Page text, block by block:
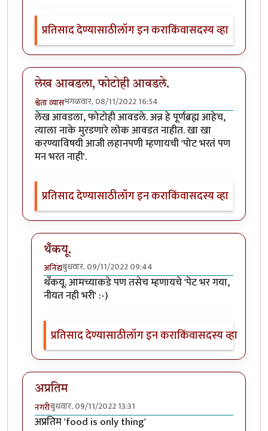
प्रतिसाद देण्यासाठीलॉग इन कराकिंवासदस्य व्हा
लेख आवडला, फोटोही आवडले.
श्वेता व्यासमंगळवार, 08/11/2022 16:54
लेख आवडला, फोटोही आवडले. अन्न हे पूर्णब्रह्म आहेच,
त्याला नाके मुरडणारे लोक आवडत नाहीत. खा खा
करण्याविषयी आजी लहानपणी म्हणायची 'पोट भरतं पण
मन भरत नाही'.
प्रतिसाद देण्यासाठीलॉग इन कराकिंवासदस्य व्हा
थँकयू.
अनिंद्यबुधवार, 09/11/2022 09:44
In reply toलेख आवडला, फोटोही आवडले.byश्वेता व्यास
थँकयू. आमच्याकडे पण तसेच म्हणायचे 'पेट भर गया,
नीयत नही भरी' :-)
प्रतिसाद देण्यासाठीलॉग इन कराकिंवासदस्य व्हा
अप्रतिम
नगरीबुधवार, 09/11/2022 13:31
अप्रतिम 'food is only thing'